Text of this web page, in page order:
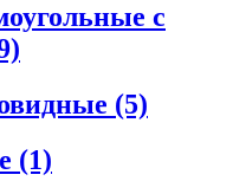
с
(5)
(1)